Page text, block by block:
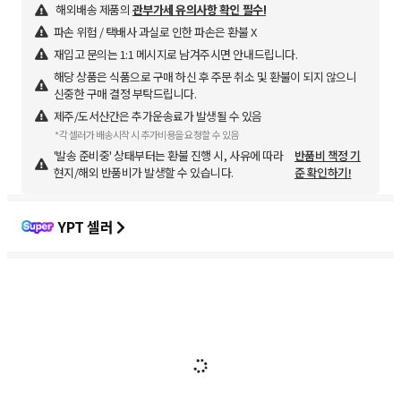
해외배송 제품의 관부가세 유의사항 확인 필수!
파손 위험 / 택배사 과실로 인한 파손은 환불 X
재입고 문의는 1:1 메시지로 남겨주시면 안내드립니다.
해당 상품은 식품으로 구매 하신 후 주문 취소 및 환불이 되지 않으니
신중한 구매 결정 부탁드립니다.
제주/도서산간은 추가운송료가 발생될 수 있음
*각 셀러가 배송시작 시 추가비용을 요청할 수 있음
'발송 준비중' 상태부터는 환불 진행 시, 사유에 따라
현지/해외 반품비가 발생할 수 있습니다.
반품비 책정 기
준 확인하기!
YPT 셀러